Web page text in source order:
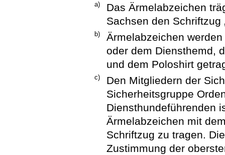
a)
Das Ärmelabzeichen
Sachsen den Schriftzug
b)
Ärmelabzeichen
oder dem Diensthemd,
und dem Poloshirt
c)
Den Mitgliedern der
Sicherheitsgruppe
Diensthundeführenden
Ärmelabzeichen mit
Schriftzug zu tragen.
Zustimmung der